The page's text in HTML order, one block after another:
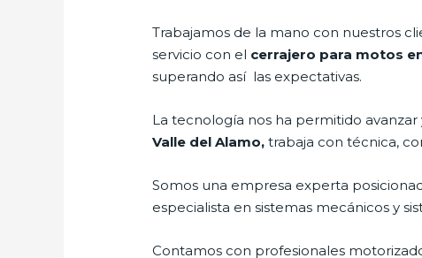
Trabajamos de la mano con nuestros
servicio con el cerrajero para motos
superando así las expectativas.
La tecnología nos ha permitido
Valle del Alamo,trabaja con técnica,
Somos una empresa experta
especialista en sistemas mecánicos y
Contamos con profesionales